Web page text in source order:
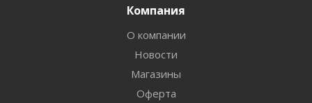
Компания
О компании
Новости
Магазины
Оферта